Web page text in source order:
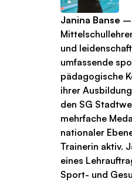
Janina Banse –
und
umfassende
pädagogische
ihrer
den SG
mehrfache
nationaler
Trainerin aktiv.
eines
Sport- und